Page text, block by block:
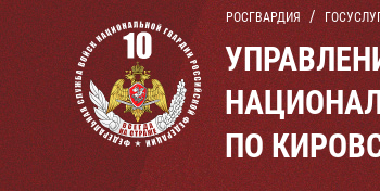
РОСГВАРДИЯ
ПО